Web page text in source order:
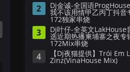
2 Dj金诚-全国语
我不该用情甲乙丙丁抖音
172独家串烧
3 Dj叶仔-全英文LakHouse
选近期热播柬埔寨之夜专
172Mix串烧
4 【Dj夜猫提供】Trói Em
Zinz(VinaHouse Mix)